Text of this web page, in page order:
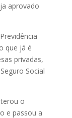
aprovado
que já é
privadas,
Social
o
e passou a